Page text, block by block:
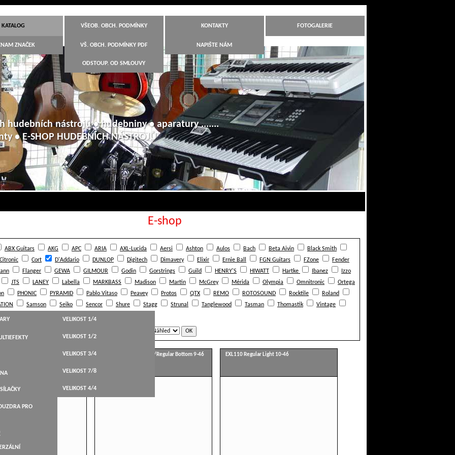
KATALOG
ZNAČEK
VŠEOB. OBCH. PODMÍNKY
VŠ. OBCH. PODMÍNKY PDF
ODSTOUP. OD SMLOUVY
KONTAKTY
NAPIŠTE NÁM
FOTOGALERIE
hudebních nástrojů • hudebniny • aparatury .......
• E-SHOP HUDEBNÍCH NÁSTROJŮ
E-shop
ABX Guitars AKG APC ARIA AXL-Lucida Aersi Ashton Aulos Bach Beta Aivin
Black Smith
Citronic Cort D'Addario DUNLOP Digitech Dimavery Elixir Ernie Ball FGN Guitars FZone
Fender
Flanger GEWA GILMOUR Godin Gorstrings Guild HENRY'S HIWATT Hartke Ibanez
Izzo
JTS LANEY Labella MARKBASS Madison Martin McGrey Mérida Olympia Omnitronic
Ortega
PHONIC PYRAMID Pablo Vitaso Peavey Protos QTX REMO ROTOSOUND Rocktile
Roland
Samson Seiko Sencor Shure Stagg Strunal Tanglewood Tasman Thomastik
Vintage
tc electronic
Light 9-42 EXL125 Super Light Top/Regular Bottom 9-46 EXL110 Regular Light 10-46
VELIKOST 1/4
VELIKOST 1/2
VELIKOST 3/4
VELIKOST 7/8
VELIKOST 4/4
PRO